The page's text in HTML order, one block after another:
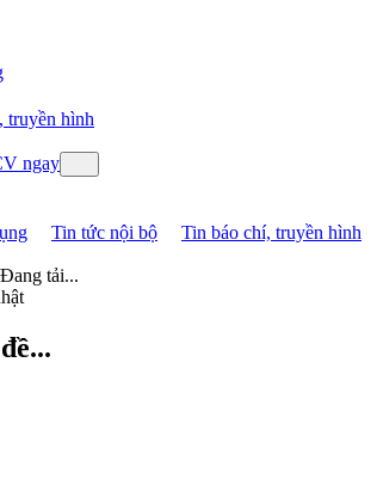
truyền hình
ngay
Tin tức nội bộ Tin báo chí, truyền hình
Đang tải...